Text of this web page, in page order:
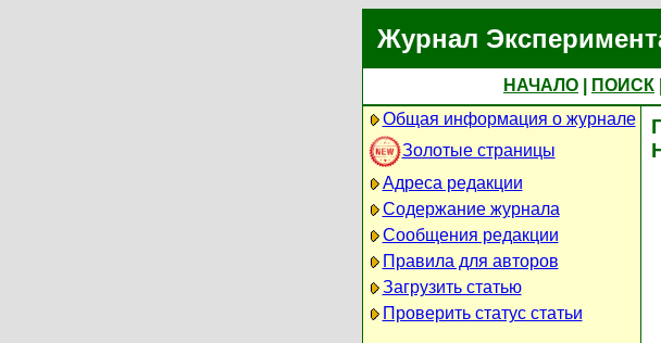
Журнал
НАЧАЛО ПОИСК
Общая информация о журнале
Золотые страницы
Адреса редакции
Содержание журнала
Сообщения редакции
Правила для авторов
Загрузить статью
Проверить статус статьи